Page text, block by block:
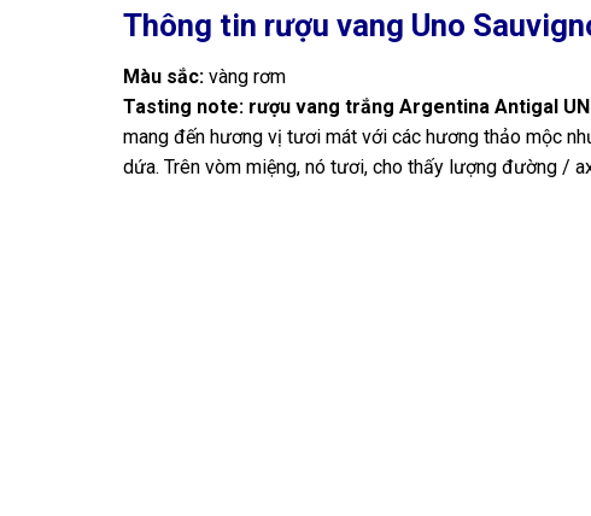
Thông tin rượu vang Uno
Màu sắc: vàng rơm
Tasting note: rượu vang trắng Argentina Antigal
mang đến hương vị tươi mát với các hương thảo mộc
dứa. Trên vòm miệng, nó tươi, cho thấy lượng đường /